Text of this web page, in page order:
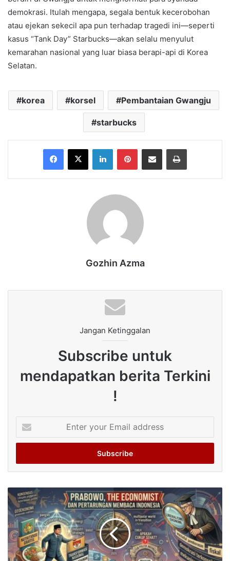
demokrasi. Itulah mengapa, segala bentuk kecerobohan
atau ejekan sekecil apa pun terhadap tragedi ini—seperti
kasus “Tank Day” Starbucks—akan selalu menyulut
kemarahan nasional yang luar biasa berapi-api di Korea
Selatan.
korea korsel Pembantaian Gwangju
starbucks
Facebook
X LinkedInPinterestShare via Email Print
Gozhin Azma
Jangan Ketinggalan
Subscribe untuk
mendapatkan berita Terkini
!
your
Email